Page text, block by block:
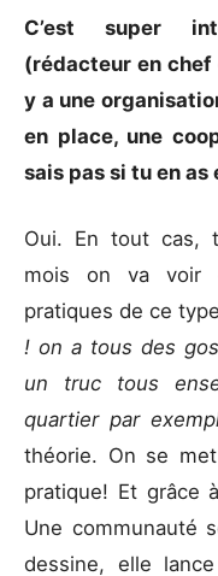
C’est super
(rédacteur en
y a une
en place, une
sais pas si tu en
Oui. En tout cas,
mois on va voir
pratiques de ce
! on a tous des
un truc tous
quartier par
théorie. On se
pratique! Et grâce
Une communauté
dessine, elle